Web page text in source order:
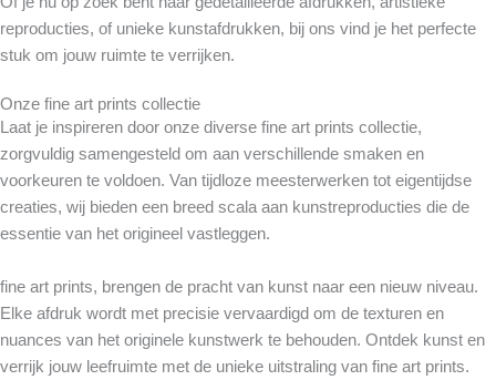
reproducties, of unieke kunstafdrukken, bij ons vind je het perfecte
stuk om jouw ruimte te verrijken.
Onze fine art prints collectie
Laat je inspireren door onze diverse fine art prints collectie,
zorgvuldig samengesteld om aan verschillende smaken en
voorkeuren te voldoen. Van tijdloze meesterwerken tot eigentijdse
creaties, wij bieden een breed scala aan kunstreproducties die de
essentie van het origineel vastleggen.
fine art prints, brengen de pracht van kunst naar een nieuw niveau.
Elke afdruk wordt met precisie vervaardigd om de texturen en
nuances van het originele kunstwerk te behouden. Ontdek kunst en
verrijk jouw leefruimte met de unieke uitstraling van fine art prints.